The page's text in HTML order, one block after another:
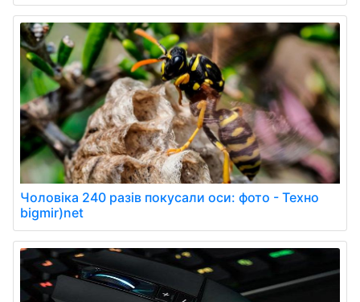
Чоловіка 240 разів покусали оси: фото - Техно
bigmir)net